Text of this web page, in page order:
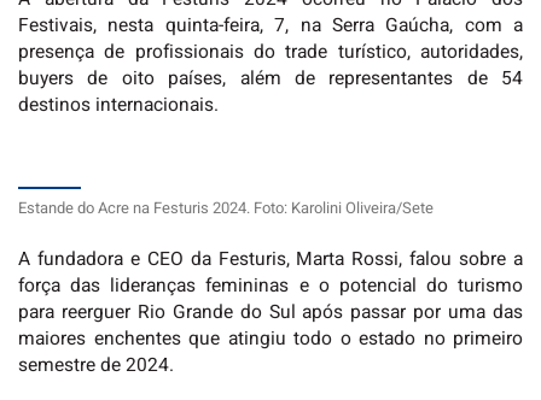
Festivais, nesta quinta-feira, 7, na Serra Gaúcha, com a
presença de profissionais do trade turístico, autoridades,
buyers de oito países, além de representantes de 54
destinos internacionais.
Estande do Acre na Festuris 2024. Foto: Karolini Oliveira/Sete
A fundadora e CEO da Festuris, Marta Rossi, falou sobre a
força das lideranças femininas e o potencial do turismo
para reerguer Rio Grande do Sul após passar por uma das
maiores enchentes que atingiu todo o estado no primeiro
semestre de 2024.